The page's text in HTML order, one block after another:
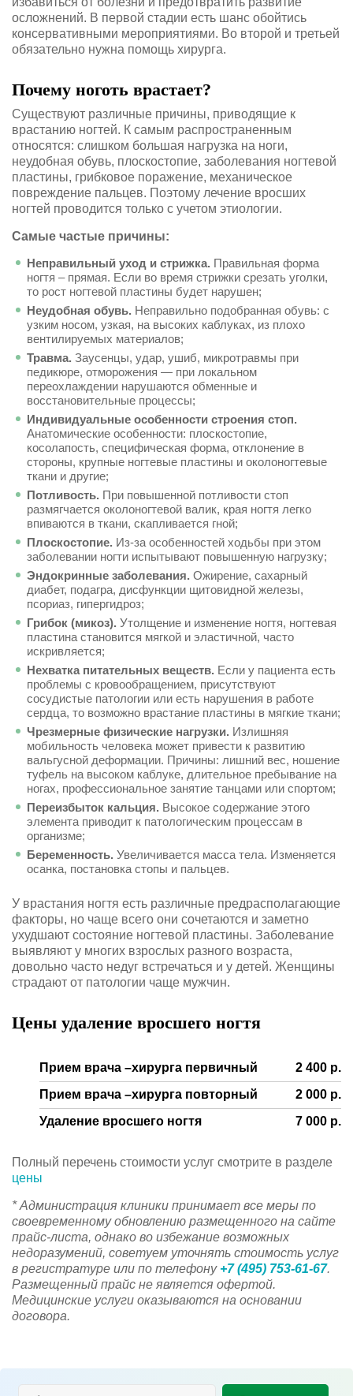
осложнений. В первой стадии есть шанс обойтись
консервативными мероприятиями. Во второй и третьей
обязательно нужна помощь хирурга.
Почему ноготь врастает?
Существуют различные причины, приводящие к
врастанию ногтей. К самым распространенным
относятся: слишком большая нагрузка на ноги,
неудобная обувь, плоскостопие, заболевания ногтевой
пластины, грибковое поражение, механическое
повреждение пальцев. Поэтому лечение вросших
ногтей проводится только с учетом этиологии.
Самые частые причины:
Неправильный уход и стрижка. Правильная форма
ногтя – прямая. Если во время стрижки срезать уголки,
то рост ногтевой пластины будет нарушен;
Неудобная обувь. Неправильно подобранная обувь: с
узким носом, узкая, на высоких каблуках, из плохо
вентилируемых материалов;
Травма. Заусенцы, удар, ушиб, микротравмы при
педикюре, отморожения — при локальном
переохлаждении нарушаются обменные и
восстановительные процессы;
Индивидуальные особенности строения стоп.
Анатомические особенности: плоскостопие,
косолапость, специфическая форма, отклонение в
стороны, крупные ногтевые пластины и околоногтевые
ткани и другие;
Потливость. При повышенной потливости стоп
размягчается околоногтевой валик, края ногтя легко
впиваются в ткани, скапливается гной;
Плоскостопие. Из-за особенностей ходьбы при этом
заболевании ногти испытывают повышенную нагрузку;
Эндокринные заболевания. Ожирение, сахарный
диабет, подагра, дисфункции щитовидной железы,
псориаз, гипергидроз;
Грибок (микоз). Утолщение и изменение ногтя, ногтевая
пластина становится мягкой и эластичной, часто
искривляется;
Нехватка питательных веществ. Если у пациента есть
проблемы с кровообращением, присутствуют
сосудистые патологии или есть нарушения в работе
сердца, то возможно врастание пластины в мягкие ткани;
Чрезмерные физические нагрузки. Излишняя
мобильность человека может привести к развитию
вальгусной деформации. Причины: лишний вес, ношение
туфель на высоком каблуке, длительное пребывание на
ногах, профессиональное занятие танцами или спортом;
Переизбыток кальция. Высокое содержание этого
элемента приводит к патологическим процессам в
организме;
Беременность. Увеличивается масса тела. Изменяется
осанка, постановка стопы и пальцев.
У врастания ногтя есть различные предрасполагающие
факторы, но чаще всего они сочетаются и заметно
ухудшают состояние ногтевой пластины. Заболевание
выявляют у многих взрослых разного возраста,
довольно часто недуг встречаться и у детей. Женщины
страдают от патологии чаще мужчин.
Цены удаление вросшего ногтя
Прием врача –хирурга первичный 2 400 р.
Прием врача –хирурга повторный 2 000 р.
Удаление вросшего ногтя 7 000 р.
Полный перечень стоимости услуг смотрите в разделе
цены
* Администрация клиники принимает все меры по
своевременному обновлению размещенного на сайте
прайс-листа, однако во избежание возможных
недоразумений, советуем уточнять стоимость услуг
в регистратуре или по телефону +7 (495) 753-61-67.
Размещенный прайс не является офертой.
Медицинские услуги оказываются на основании
договора.